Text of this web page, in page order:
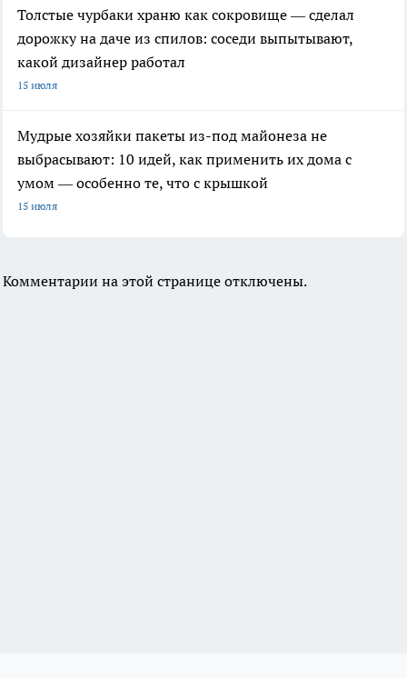
Толстые чурбаки храню как сокровище — сделал
дорожку на даче из спилов: соседи выпытывают,
какой дизайнер работал
15 июля
Мудрые хозяйки пакеты из-под майонеза не
выбрасывают: 10 идей, как применить их дома с
умом — особенно те, что с крышкой
15 июля
Комментарии на этой странице отключены.